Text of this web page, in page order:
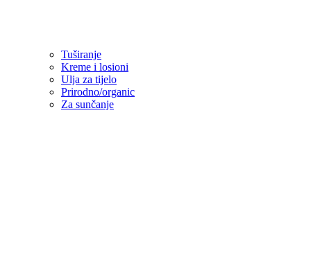
Tuširanje
Kreme i losioni
Ulja za tijelo
Prirodno/organic
Za sunčanje